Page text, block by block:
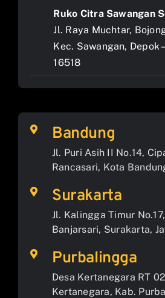
Ruko Citra Sawangan
Jl. Raya Muchtar,
Kec. Sawangan, Depok
16518
Bandung
Jl. Puri Asih II No.14,
Rancasari, Kota
Surakarta
Jl. Kalingga Timur
Banjarsari, Surakarta,
Purbalingga
Desa Kertanegara RT
Kertanegara, Kab.